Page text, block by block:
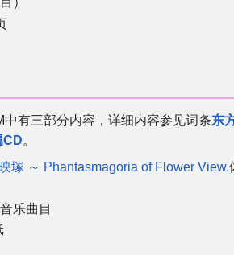
有三部分内容，详细内容参见词条东
CD。
塚 ～ Phantasmagoria of Flower View.
乐曲目